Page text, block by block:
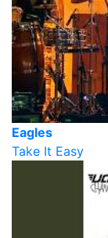
Eagles
Take It Easy